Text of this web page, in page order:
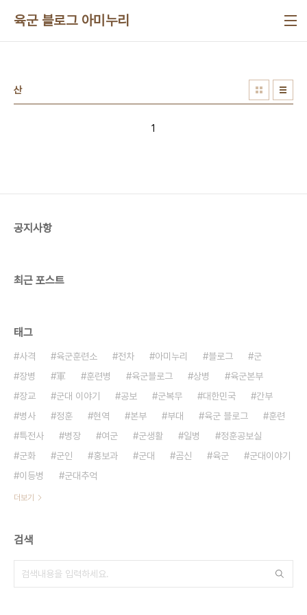
육군 블로그 아미누리
산
1
공지사항
최근 포스트
태그
사격 육군훈련소 전차 아미누리 블로그
군
장병
軍 훈련병 육군블로그 상병
육군본부
장교
군대 이야기 공보 군복무 대한민국
간부
병사
정훈 현역 본부 부대 육군 블로그
훈련
특전사
병장 여군 군생활 일병
정훈공보실
군화
군인 홍보과 군대 곰신 육군
군대이야기
이등병
군대추억
더보기
검색